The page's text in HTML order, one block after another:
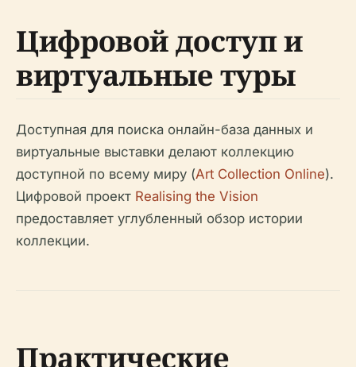
Цифровой доступ и
виртуальные туры
Доступная для поиска онлайн-база данных и
виртуальные выставки делают коллекцию
доступной по всему миру (Art Collection Online).
Цифровой проект Realising the Vision
предоставляет углубленный обзор истории
коллекции.
Практические